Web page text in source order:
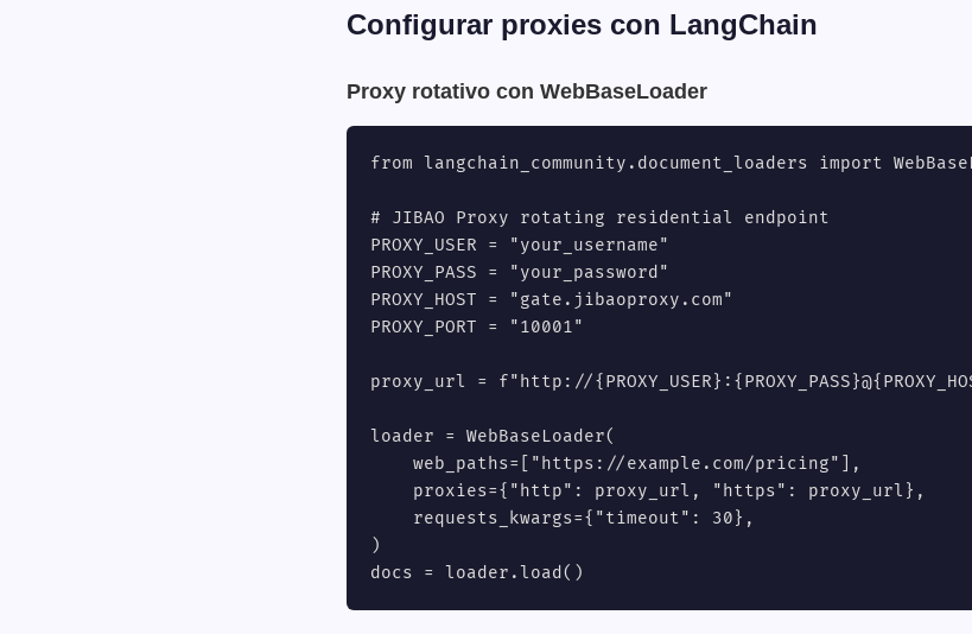
Configurar proxies con LangChain
Proxy rotativo con WebBaseLoader
from langchain_community.document_loaders import
# JIBAO Proxy rotating residential endpoint
PROXY_USER = "your_username"
PROXY_PASS = "your_password"
PROXY_HOST = "gate.jibaoproxy.com"
PROXY_PORT = "10001"
proxy_url = f"http://
loader = WebBaseLoader(
    web_paths=["https://example.com/pricing"],
    proxies={"http": proxy_url, "https": proxy_url},
    requests_kwargs={"timeout": 30},
)
docs = loader.load()